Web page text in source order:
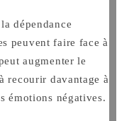
dépendance
peuvent faire face à
augmenter le
recourir davantage à
émotions négatives.